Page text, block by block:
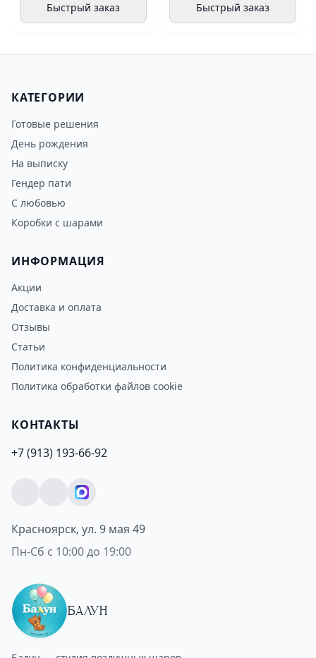
Быстрый заказ Быстрый заказ
КАТЕГОРИИ
Готовые решения
День рождения
На выписку
Гендер пати
С любовью
Коробки с шарами
ИНФОРМАЦИЯ
Акции
Доставка и оплата
Отзывы
Статьи
Политика конфиденциальности
Политика обработки файлов cookie
КОНТАКТЫ
+7 (913) 193-66-92
Красноярск, ул. 9 мая 49
Пн-Сб с 10:00 до 19:00
БАЛУН